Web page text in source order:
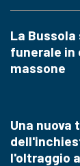
La
funerale in
massone
Una nuova
l'oltraggio